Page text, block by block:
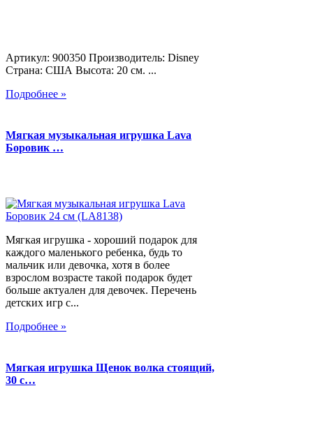
Артикул: 900350 Производитель: Disney
Страна: США Высота: 20 см. ...
Подробнее »
Мягкая музыкальная игрушка Lava
Боровик …
Мягкая игрушка - хороший подарок для
каждого маленького ребенка, будь то
мальчик или девочка, хотя в более
взрослом возрасте такой подарок будет
больше актуален для девочек. Перечень
детских игр с...
Подробнее »
Мягкая игрушка Щенок волка стоящий,
30 с…